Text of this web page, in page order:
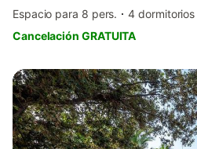
Espacio para 8 pers.
4 dormitorios
Cancelación GRATUITA